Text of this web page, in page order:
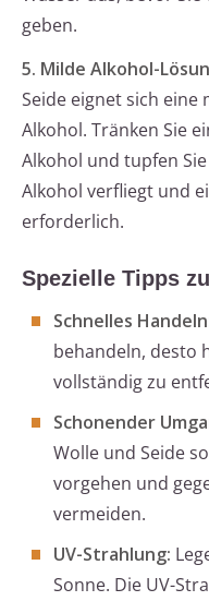
geben.
5. Milde Alkohol-
Seide eignet sich eine
Alkohol. Tränken Sie
Alkohol und tupfen
Alkohol verfliegt und
erforderlich.
Spezielle Tipps
Schnelles
behandeln, desto
vollständig zu
Schonender
Wolle und Seide
vorgehen und
vermeiden.
UV-Strahlung:
Sonne. Die UV-